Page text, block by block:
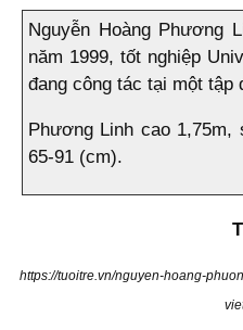
Nguyễn Hoàng Phương
năm 1999, tốt nghiệp
đang công tác tại một tập
Phương Linh cao
65-91 (cm).
https://tuoitre.vn/nguyen-hoang-